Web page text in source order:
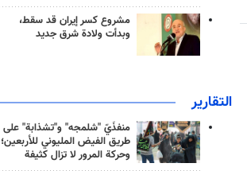
مشروع كسر إيران قد سقط،
وبدأت ولادة شرق جديد
التقارير
منفذَيّ "شلمجه" و"تشذابة" على
طريق الفيض المليوني للأربعين؛
وحركة المرور لا تزال كثيفة